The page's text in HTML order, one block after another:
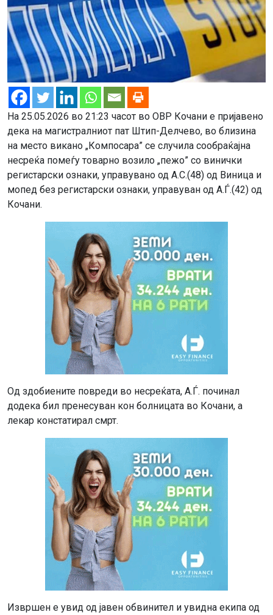
На 25.05.2026 во 21:23 часот во ОВР Кочани е пријавено
дека на магистралниот пат Штип-Делчево, во близина
на место викано „Компосара” се случила сообраќајна
несреќа помеѓу товарно возило „пежо” со винички
регистарски ознаки, управувано од А.С.(48) од Виница и
мопед без регистарски ознаки, управуван од А.Ѓ.(42) од
Кочани.
Од здобиените повреди во несреќата, А.Ѓ. починал
додека бил пренесуван кон болницата во Кочани, а
лекар констатирал смрт.
Извршен е увид од јавен обвинител и увидна екипа од